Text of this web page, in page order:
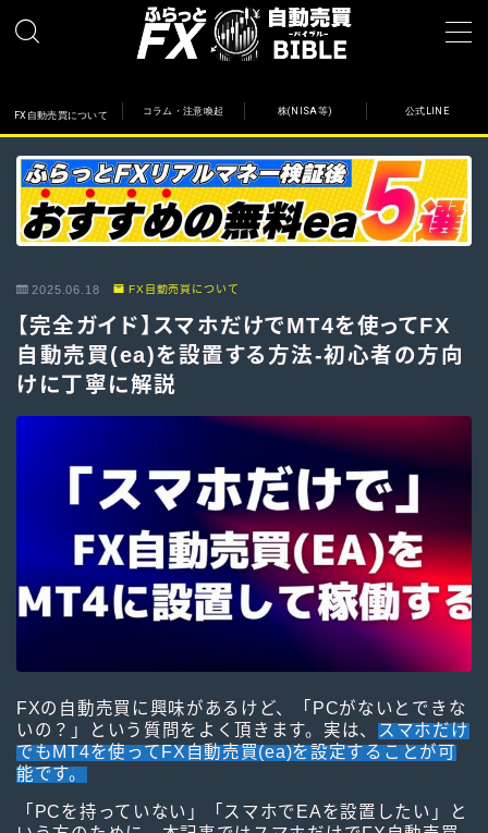
FX自動売買について
その他
コラム・注意喚起
公式LINE
初心者向け記事
国内・国外VPS
検証中EAの収益報告
海外FX証券会社について
無料EAの紹介(検証中)
FX自動売買について コラム・注意喚起 株(NISA等) 公式LINE
2025.06.18 FX自動売買について
【完全ガイド】スマホだけでMT4を使ってFX
自動売買(ea)を設置する方法-初心者の方向
けに丁寧に解説
FXの自動売買に興味があるけど、「PCがないとできな
いの？」という質問をよく頂きます。実は、
スマホだけ
でもMT4を使ってFX自動売買(ea)を設定することが可
能です。
「PCを持っていない」「スマホでEAを設置したい」と